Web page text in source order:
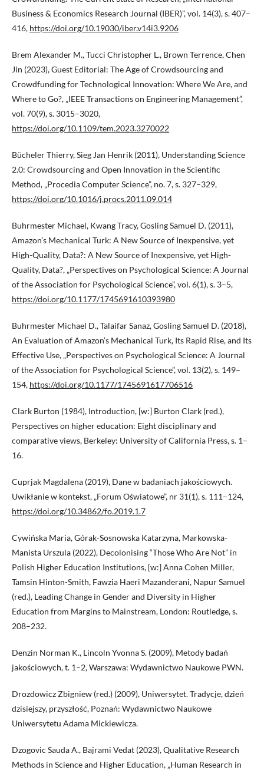
Business & Economics Research Journal (IBER)”, vol. 14(3), s. 407–
416, https://doi.org/10.19030/iber.v14i3.9206
Brem Alexander M., Tucci Christopher L., Brown Terrence, Chen
Jin (2023), Guest Editorial: The Age of Crowdsourcing and
Crowdfunding for Technological Innovation: Where We Are, and
Where to Go?, „IEEE Transactions on Engineering Management”,
vol. 70(9), s. 3015–3020,
https://doi.org/10.1109/tem.2023.3270022
Bücheler Thierry, Sieg Jan Henrik (2011), Understanding Science
2.0: Crowdsourcing and Open Innovation in the Scientific
Method, „Procedia Computer Science”, no. 7, s. 327–329,
https://doi.org/10.1016/j.procs.2011.09.014
Buhrmester Michael, Kwang Tracy, Gosling Samuel D. (2011),
Amazon’s Mechanical Turk: A New Source of Inexpensive, yet
High-Quality, Data?: A New Source of Inexpensive, yet High-
Quality, Data?, „Perspectives on Psychological Science: A Journal
of the Association for Psychological Science”, vol. 6(1), s. 3–5,
https://doi.org/10.1177/1745691610393980
Buhrmester Michael D., Talaifar Sanaz, Gosling Samuel D. (2018),
An Evaluation of Amazon’s Mechanical Turk, Its Rapid Rise, and Its
Effective Use, „Perspectives on Psychological Science: A Journal
of the Association for Psychological Science”, vol. 13(2), s. 149–
154, https://doi.org/10.1177/1745691617706516
Clark Burton (1984), Introduction, [w:] Burton Clark (red.),
Perspectives on higher education: Eight disciplinary and
comparative views, Berkeley: University of California Press, s. 1–
16.
Cuprjak Magdalena (2019), Dane w badaniach jakościowych.
Uwikłanie w kontekst, „Forum Oświatowe”, nr 31(1), s. 111–124,
https://doi.org/10.34862/fo.2019.1.7
Cywińska Maria, Górak-Sosnowska Katarzyna, Markowska-
Manista Urszula (2022), Decolonising “Those Who Are Not” in
Polish Higher Education Institutions, [w:] Anna Cohen Miller,
Tamsin Hinton-Smith, Fawzia Haeri Mazanderani, Napur Samuel
(red.), Leading Change in Gender and Diversity in Higher
Education from Margins to Mainstream, London: Routledge, s.
208–232.
Denzin Norman K., Lincoln Yvonna S. (2009), Metody badań
jakościowych, t. 1–2, Warszawa: Wydawnictwo Naukowe PWN.
Drozdowicz Zbigniew (red.) (2009), Uniwersytet. Tradycje, dzień
dzisiejszy, przyszłość, Poznań: Wydawnictwo Naukowe
Uniwersytetu Adama Mickiewicza.
Dzogovic Sauda A., Bajrami Vedat (2023), Qualitative Research
Methods in Science and Higher Education, „Human Research in